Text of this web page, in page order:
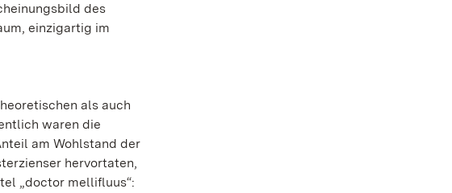
des
einzigartig im
als auch
waren die
am Wohlstand der
hervortaten,
„doctor mellifluus“: